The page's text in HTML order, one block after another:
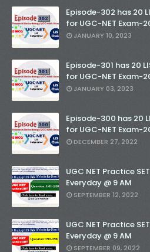
Episode-302 has 20
for UGC-NET Exam-
JANUARY 10, 2023
Episode-301 has 20
for UGC-NET Exam-
JANUARY 03, 2023
Episode-300 has 20
for UGC-NET Exam-
DECEMBER 27, 2022
UGC NET Practice
Everyday @ 9 AM
SEPTEMBER 12, 2022
UGC NET Practice
Everyday @ 9 AM
SEPTEMBER 09, 2022